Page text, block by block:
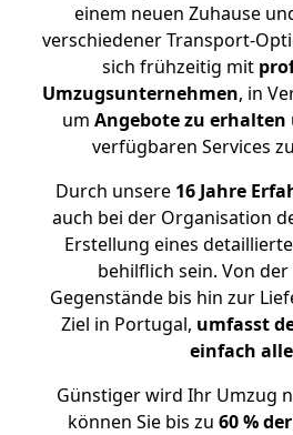
einem neuen Zuhause
verschiedener Transport-
sich frühzeitig mit
Umzugsunternehmen, in
um Angebote zu erhalten
verfügbaren Services
Durch unsere 16 Jahre
auch bei der Organisation
Erstellung eines
behilflich sein. Von
Gegenstände bis hin zur
Ziel in Portugal, umfasst
einfach
Günstiger wird Ihr Umzug
können Sie bis zu 60 %